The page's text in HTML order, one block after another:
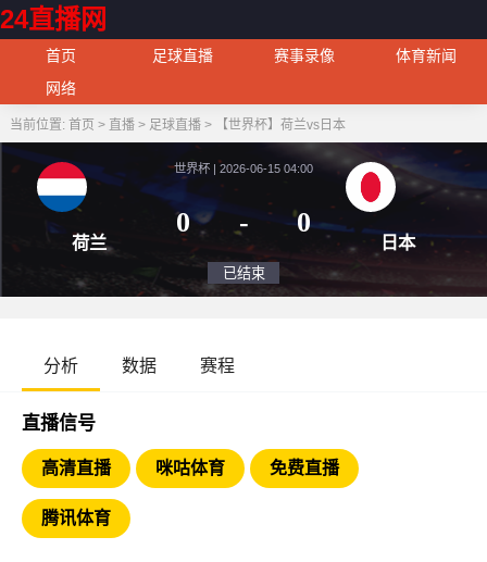
24直播网
首页 足球直播 赛事录像
体育新闻
网络
当前位置: 首页 > 直播> 足球直播> 【世界杯】荷兰vs日本
荷兰
世界杯 | 2026-06-15 04:00
0
分析 数据 赛程
直播信号
高清直播 咪咕体育 免费直播
腾讯体育